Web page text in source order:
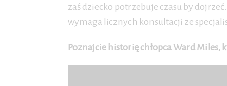
zaś dziecko potrzebuje czasu by
wymaga licznych konsultacji ze
Poznajcie historię chłopca Ward Miles,